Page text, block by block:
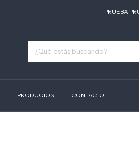
PRUEBA
PRODUCTOS CONTACTO